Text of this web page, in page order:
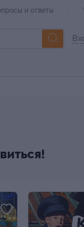
и ответы